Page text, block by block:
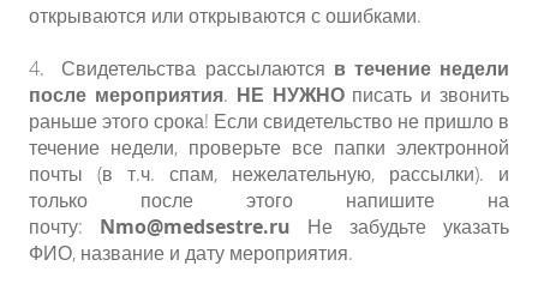
открываются или открываются с ошибками.
4. Свидетельства рассылаются в течение недели
после мероприятия. НЕ НУЖНОписать и звонить
раньше этого срока! Если свидетельство не пришло в
течение недели, проверьте все папки электронной
почты (в т.ч. спам, нежелательную, рассылки). и
только после этого напишите на
почту: Nmo@medsestre.ru Не забудьте указать
ФИО, название и дату мероприятия.